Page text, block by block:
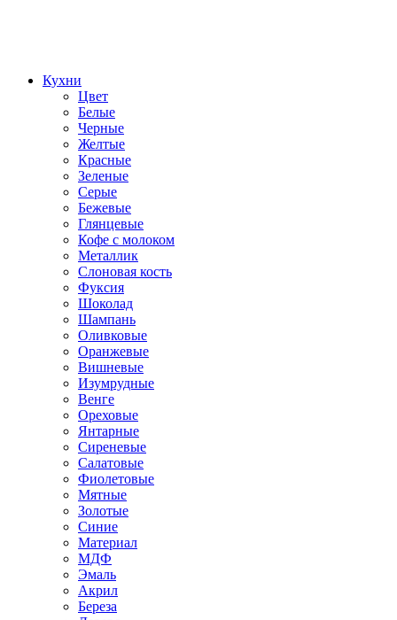
Кухни
Цвет
Белые
Черные
Желтые
Красные
Зеленые
Серые
Бежевые
Глянцевые
Кофе с молоком
Металлик
Слоновая кость
Фуксия
Шоколад
Шампань
Оливковые
Оранжевые
Вишневые
Изумрудные
Венге
Ореховые
Янтарные
Сиреневые
Салатовые
Фиолетовые
Мятные
Золотые
Синие
Материал
МДФ
Эмаль
Акрил
Береза